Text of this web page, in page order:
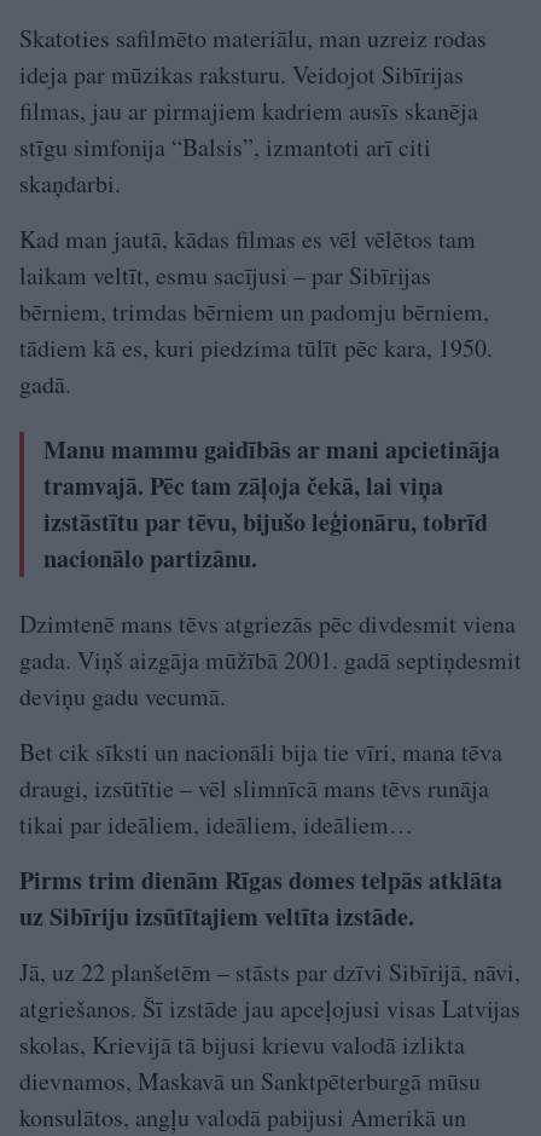
Skatoties safilmēto materiālu, man uzreiz rodas
ideja par mūzikas raksturu. Veidojot Sibīrijas
filmas, jau ar pirmajiem kadriem ausīs skanēja
stīgu simfonija “Balsis”, izmantoti arī citi
skaņdarbi.
Kad man jautā, kādas filmas es vēl vēlētos tam
laikam veltīt, esmu sacījusi – par Sibīrijas
bērniem, trimdas bērniem un padomju bērniem,
tādiem kā es, kuri piedzima tūlīt pēc kara, 1950.
gadā.
Manu mammu gaidībās ar mani apcietināja
tramvajā. Pēc tam zāļoja čekā, lai viņa
izstāstītu par tēvu, bijušo leģionāru, tobrīd
nacionālo partizānu.
Dzimtenē mans tēvs atgriezās pēc divdesmit viena
gada. Viņš aizgāja mūžībā 2001. gadā septiņdesmit
deviņu gadu vecumā.
Bet cik sīksti un nacionāli bija tie vīri, mana tēva
draugi, izsūtītie – vēl slimnīcā mans tēvs runāja
tikai par ideāliem, ideāliem, ideāliem…
Pirms trim dienām Rīgas domes telpās atklāta
uz Sibīriju izsūtītajiem veltīta izstāde.
Jā, uz 22 planšetēm – stāsts par dzīvi Sibīrijā, nāvi,
atgriešanos. Šī izstāde jau apceļojusi visas Latvijas
skolas, Krievijā tā bijusi krievu valodā izlikta
dievnamos, Maskavā un Sanktpēterburgā mūsu
konsulātos, angļu valodā pabijusi Amerikā un